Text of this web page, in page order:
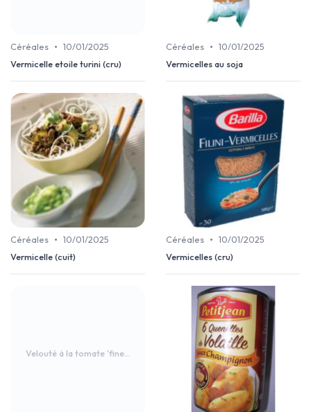
Céréales • 10/01/2025
Vermicelle etoile turini (cru)
Céréales • 10/01/2025
Vermicelles au soja
Céréales • 10/01/2025
Vermicelle (cuit)
Céréales • 10/01/2025
Vermicelles (cru)
Velouté à la tomate 'fine...